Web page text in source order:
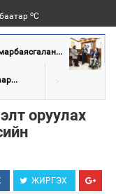
oC
оруулах
ЖИРГЭХ